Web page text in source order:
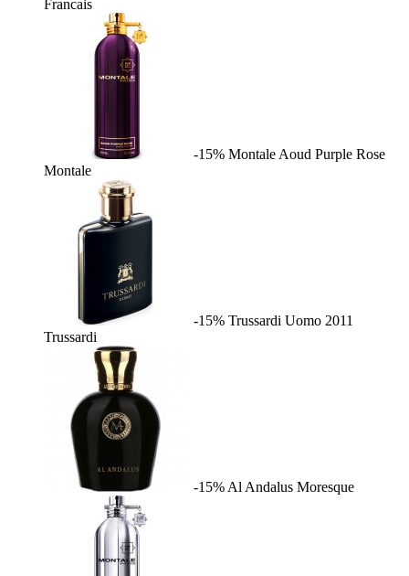
Francais
-15% Montale Aoud Purple Rose
Montale
-15% Trussardi Uomo 2011
Trussardi
-15% Al Andalus Moresque